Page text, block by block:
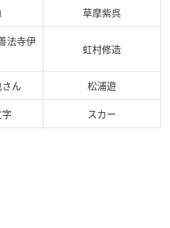
草摩紫呉
法寺伊
虹村修造
ん 松浦遊
スカー